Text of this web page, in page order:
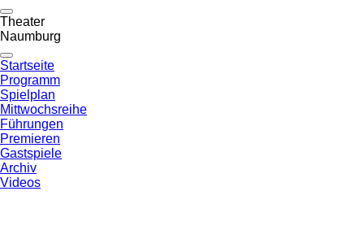
Theater
Naumburg
Startseite
Programm
Spielplan
Mittwochsreihe
Führungen
Premieren
Gastspiele
Archiv
Videos